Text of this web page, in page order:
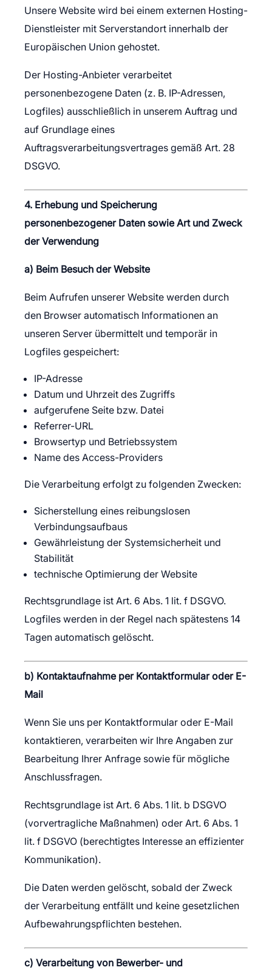
Unsere Website wird bei einem externen Hosting-
Dienstleister mit Serverstandort innerhalb der
Europäischen Union gehostet.
Der Hosting-Anbieter verarbeitet
personenbezogene Daten (z. B. IP-Adressen,
Logfiles) ausschließlich in unserem Auftrag und
auf Grundlage eines
Auftragsverarbeitungsvertrages gemäß Art. 28
DSGVO.
4. Erhebung und Speicherung
personenbezogener Daten sowie Art und Zweck
der Verwendung
a) Beim Besuch der Website
Beim Aufrufen unserer Website werden durch
den Browser automatisch Informationen an
unseren Server übermittelt und temporär in
Logfiles gespeichert:
IP-Adresse
Datum und Uhrzeit des Zugriffs
aufgerufene Seite bzw. Datei
Referrer-URL
Browsertyp und Betriebssystem
Name des Access-Providers
Die Verarbeitung erfolgt zu folgenden Zwecken:
Sicherstellung eines reibungslosen
Verbindungsaufbaus
Gewährleistung der Systemsicherheit und
Stabilität
technische Optimierung der Website
Rechtsgrundlage ist Art. 6 Abs. 1 lit. f DSGVO.
Logfiles werden in der Regel nach spätestens 14
Tagen automatisch gelöscht.
b) Kontaktaufnahme per Kontaktformular oder E-
Mail
Wenn Sie uns per Kontaktformular oder E-Mail
kontaktieren, verarbeiten wir Ihre Angaben zur
Bearbeitung Ihrer Anfrage sowie für mögliche
Anschlussfragen.
Rechtsgrundlage ist Art. 6 Abs. 1 lit. b DSGVO
(vorvertragliche Maßnahmen) oder Art. 6 Abs. 1
lit. f DSGVO (berechtigtes Interesse an effizienter
Kommunikation).
Die Daten werden gelöscht, sobald der Zweck
der Verarbeitung entfällt und keine gesetzlichen
Aufbewahrungspflichten bestehen.
c) Verarbeitung von Bewerber- und